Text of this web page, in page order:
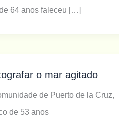
64 anos faleceu […]
o mar agitado
de Puerto de la Cruz,
de 53 anos